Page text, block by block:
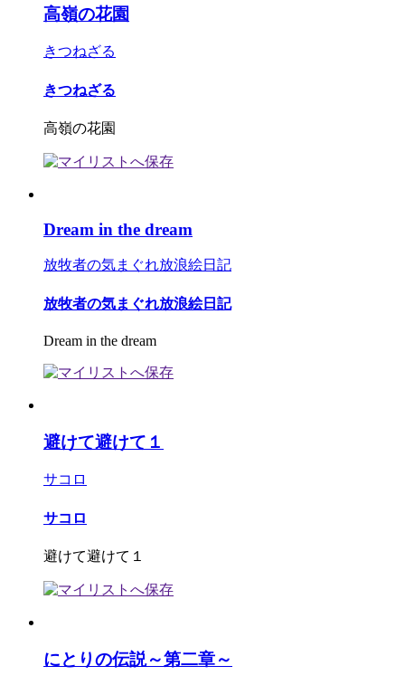
高嶺の花園
きつねざる
きつねざる
高嶺の花園
Dream in the dream
放牧者の気まぐれ放浪絵日記
放牧者の気まぐれ放浪絵日記
Dream in the dream
避けて避けて１
サコロ
サコロ
避けて避けて１
にとりの伝説～第二章～